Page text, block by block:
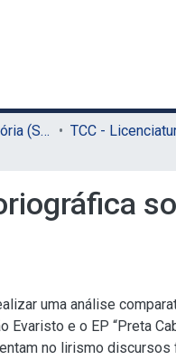
Licenciatura em História (Sede)
uma análise
Evaristo e o EP “Preta
no lirismo